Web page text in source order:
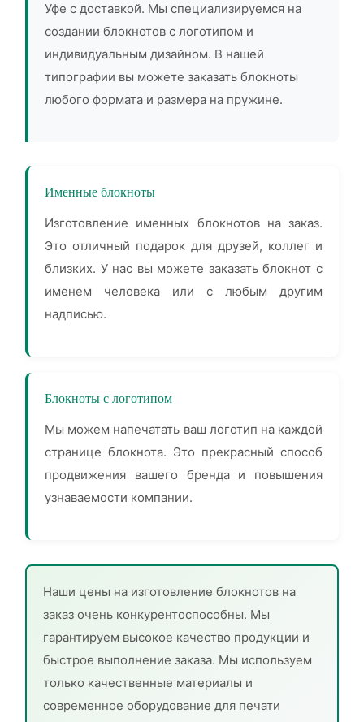
Уфе с доставкой. Мы специализируемся на
создании блокнотов с логотипом и
индивидуальным дизайном. В нашей
типографии вы можете заказать блокноты
любого формата и размера на пружине.
Именные блокноты
Изготовление именных блокнотов на заказ.
Это отличный подарок для друзей, коллег и
близких. У нас вы можете заказать блокнот с
именем человека или с любым другим
надписью.
Блокноты с логотипом
Мы можем напечатать ваш логотип на каждой
странице блокнота. Это прекрасный способ
продвижения вашего бренда и повышения
узнаваемости компании.
Наши цены на изготовление блокнотов на
заказ очень конкурентоспособны. Мы
гарантируем высокое качество продукции и
быстрое выполнение заказа. Мы используем
только качественные материалы и
современное оборудование для печати